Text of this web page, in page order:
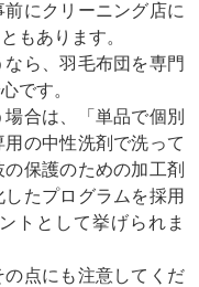
にクリーニング店に
もあります。
ら、羽毛布団を専門
です。
合は、「単品で個別
の中性洗剤で洗って
保護のための加工剤
たプログラムを採用
トとして挙げられま
点にも注意してくだ